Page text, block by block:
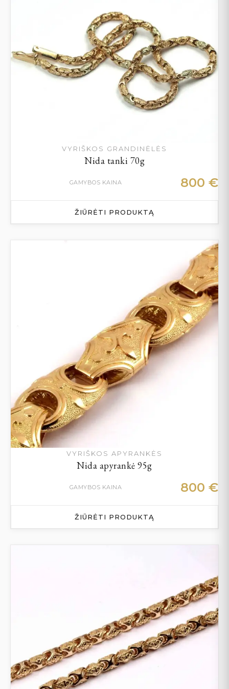
VYRIŠKOS GRANDINĖLĖS
Nida tanki 70g
GAMYBOS KAINA 800 €
ŽIŪRĖTI PRODUKTĄ
VYRIŠKOS APYRANKĖS
Nida apyrankė 95g
GAMYBOS KAINA 800 €
ŽIŪRĖTI PRODUKTĄ